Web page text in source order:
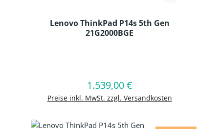
Lenovo ThinkPad P14s 5th Gen
21G2000BGE
Regulärer Preis:
1.539,00 €
Preise inkl. MwSt. zzgl. Versandkosten
In den Warenkorb